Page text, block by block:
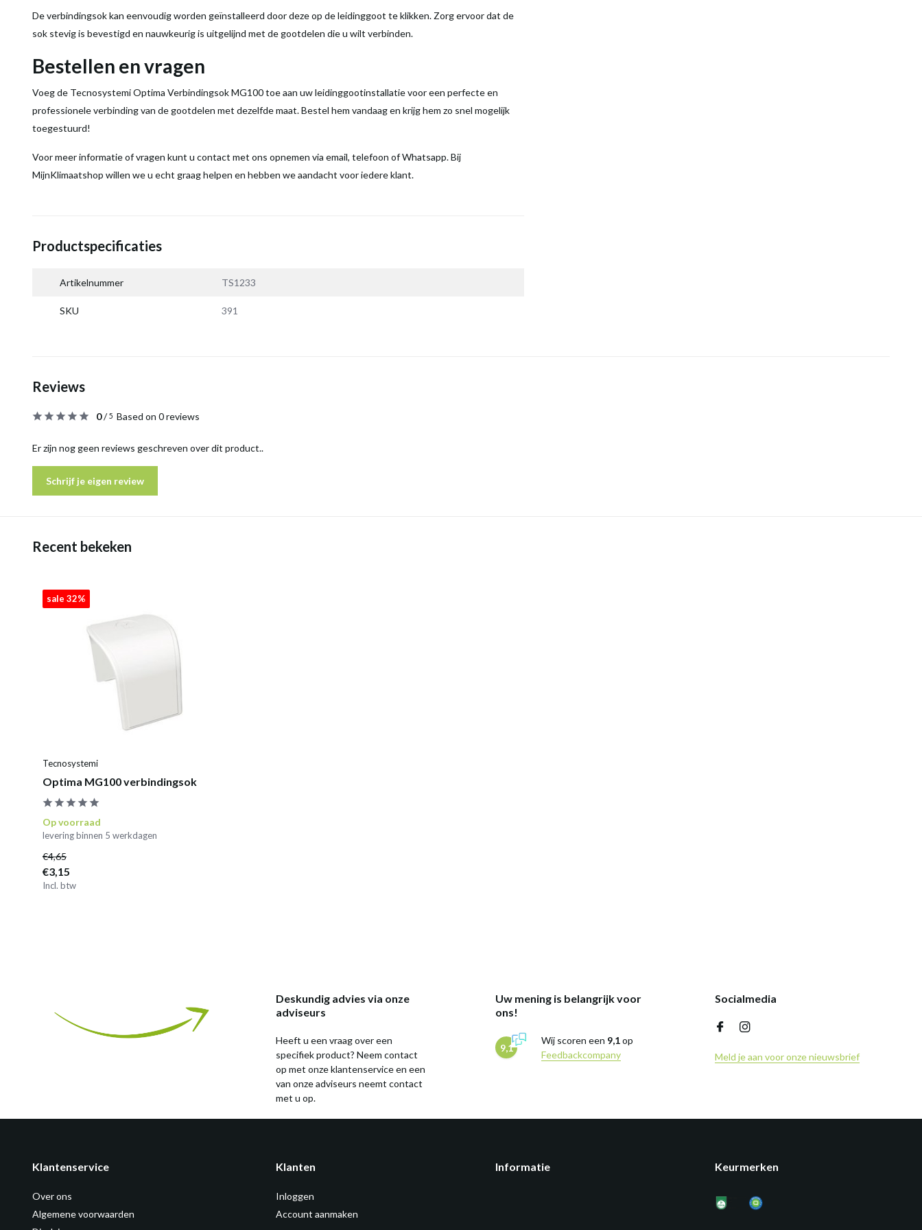
De verbindingsok kan eenvoudig worden geïnstalleerd door deze op de leidinggoot te klikken. Zorg ervoor dat de
sok stevig is bevestigd en nauwkeurig is uitgelijnd met de gootdelen die u wilt verbinden.
Bestellen en vragen
Voeg de Tecnosystemi Optima Verbindingsok MG100 toe aan uw leidinggootinstallatie voor een perfecte en
professionele verbinding van de gootdelen met dezelfde maat. Bestel hem vandaag en krijg hem zo snel mogelijk
toegestuurd!
Voor meer informatie of vragen kunt u contact met ons opnemen via email, telefoon of Whatsapp. Bij
MijnKlimaatshop willen we u echt graag helpen en hebben we aandacht voor iedere klant.
Productspecificaties
Artikelnummer TS1233
SKU 391
Reviews
0/5 Based on 0 reviews
Er zijn nog geen reviews geschreven over dit product..
Schrijf je eigen review
Recent bekeken
sale 32%
Tecnosystemi
Optima MG100 verbindingsok
Op voorraad
levering binnen 5 werkdagen
€4,65
€3,15
Incl. btw
Deskundig advies via onze
adviseurs
Heeft u een vraag over een
specifiek product? Neem contact
op met onze klantenservice en een
van onze adviseurs neemt contact
met u op.
Uw mening is belangrijk voor
ons!
9,1
Wij scoren een 9,1op
Feedbackcompany
Socialmedia
Meld je aan voor onze nieuwsbrief
Klantenservice
Over ons
Algemene voorwaarden
Klanten
Inloggen
Account aanmaken
Informatie Keurmerken